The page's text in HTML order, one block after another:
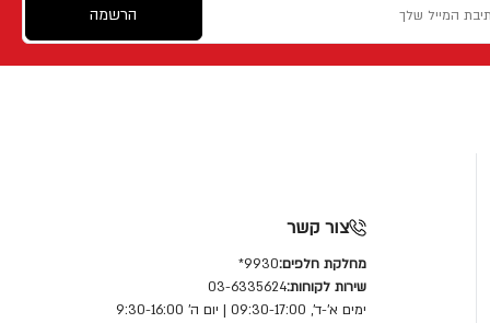
הרשמה
צור קשר
מחלקת חלפים:9930*
שירות לקוחות:03-6335624
ימים א'-ד', 09:30-17:00 | יום ה' 9:30-16:00